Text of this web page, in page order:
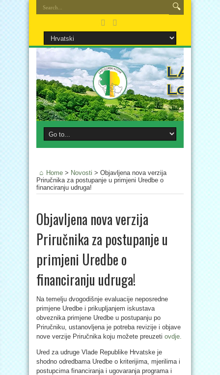
Home > Novosti > Objavljena nova verzija
Priručnika za postupanje u primjeni Uredbe o
financiranju udruga!
Objavljena nova verzija
Priručnika za postupanje u
primjeni Uredbe o
financiranju udruga!
Na temelju dvogodišnje evaluacije neposredne
primjene Uredbe i prikupljanjem iskustava
obveznika primjene Uredbe u postupanju po
Priručniku, ustanovljena je potreba revizije i objave
nove verzije Priručnika koju možete preuzeti ovdje.
Ured za udruge Vlade Republike Hrvatske je
shodno odredbama Uredbe o kriterijima, mjerilima i
postupcima financiranja i ugovaranja programa i